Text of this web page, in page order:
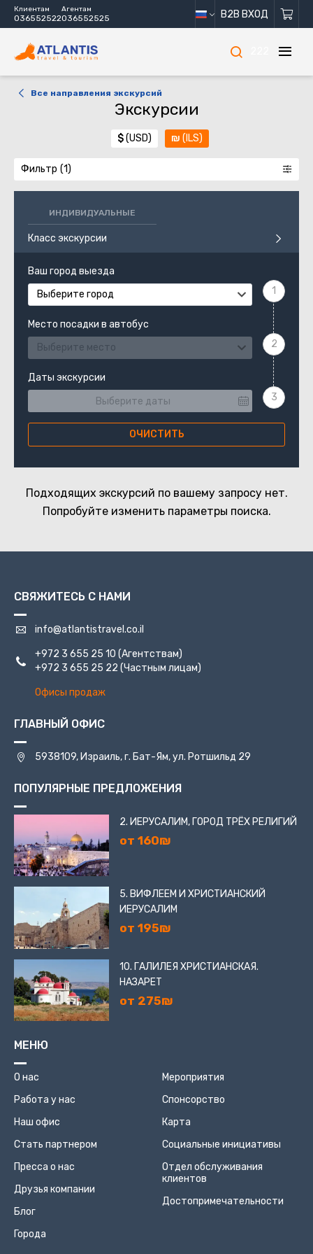
Клиентам
036552522
Агентам
036552525 B2B ВХОД
Все направления экскурсий
Экскурсии
$(USD) ₪ (ILS)
Фильтр
ИНДИВИДУАЛЬНЫЕ
Класс экскурсии
Ваш город выезда
Выберите город
Место посадки в автобус
Выберите место
Даты экскурсии
ОЧИСТИТЬ
Подходящих экскурсий по вашему запросу нет.
Попробуйте изменить параметры поиска.
СВЯЖИТЕСЬ С НАМИ
info@atlantistravel.co.il
+972 3 655 25 10 (Агентствам)
+972 3 655 25 22 (Частным лицам)
Офисы продаж
ГЛАВНЫЙ ОФИС
5938109, Израиль, г. Бат-Ям, ул. Ротшильд 29
ПОПУЛЯРНЫЕ ПРЕДЛОЖЕНИЯ
2. ИЕРУСАЛИМ, ГОРОД ТРЁХ РЕЛИГИЙ
от 160₪
5. ВИФЛЕЕМ И ХРИСТИАНСКИЙ
ИЕРУСАЛИМ
от 195₪
10. ГАЛИЛЕЯ ХРИСТИАНСКАЯ.
НАЗАРЕТ
от 275₪
МЕНЮ
О нас
Работа у нас
Наш офис
Стать партнером
Пресса о нас
Друзья компании
Блог
Города
Мероприятия
Спонсорство
Карта
Социальные инициативы
Отдел обслуживания
клиентов
Достопримечательности